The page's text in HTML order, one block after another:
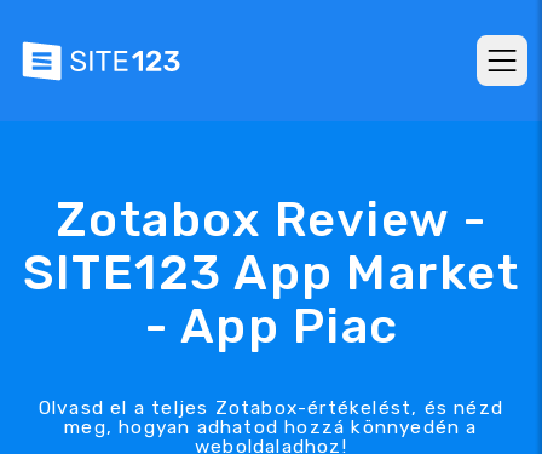
Zotabox Review -
SITE123 App Market
- App Piac
Olvasd el a teljes Zotabox-értékelést, és nézd
meg, hogyan adhatod hozzá könnyedén a
weboldaladhoz!